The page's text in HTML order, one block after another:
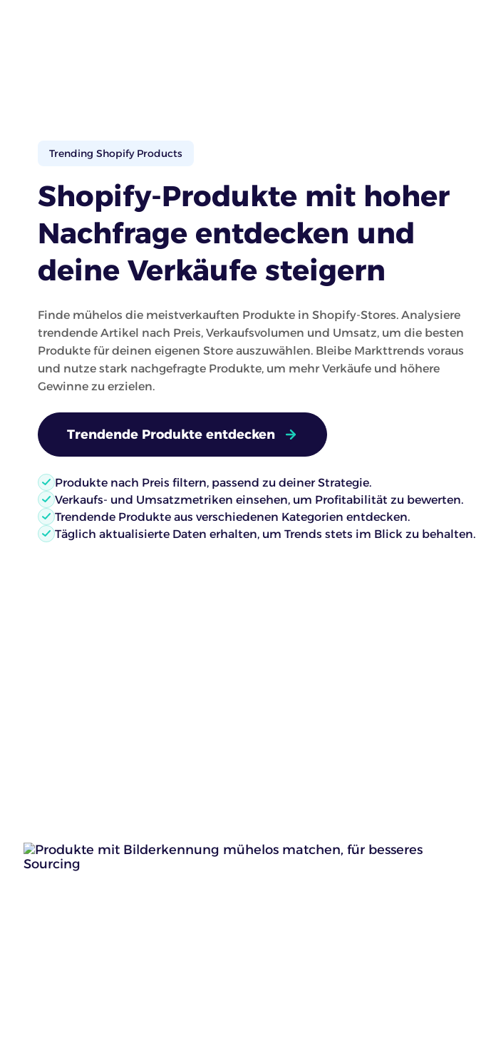
Trending Shopify Products
Shopify-Produkte mit hoher
Nachfrage entdecken und
deine Verkäufe steigern
Finde mühelos die meistverkauften Produkte in Shopify-Stores. Analysiere
trendende Artikel nach Preis, Verkaufsvolumen und Umsatz, um die besten
Produkte für deinen eigenen Store auszuwählen. Bleibe Markttrends voraus
und nutze stark nachgefragte Produkte, um mehr Verkäufe und höhere
Gewinne zu erzielen.
Trendende Produkte entdecken
Produkte nach Preis filtern, passend zu deiner Strategie.
Verkaufs- und Umsatzmetriken einsehen, um Profitabilität zu bewerten.
Trendende Produkte aus verschiedenen Kategorien entdecken.
Täglich aktualisierte Daten erhalten, um Trends stets im Blick zu behalten.